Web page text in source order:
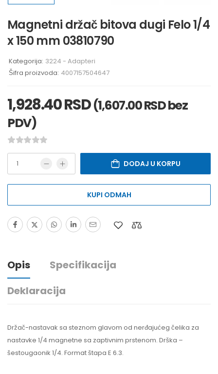
Magnetni držač bitova dugi Felo 1/4
x 150 mm 03810790
Kategorija: 3224 - Adapteri
Šifra proizvoda: 4007157504647
1,928.40RSD (1,607.00RSDbez
PDV)
DODAJ U KORPU
KUPI ODMAH
Opis
Specifikacija
Deklaracija
Držač-nastavak sa steznom glavom od nerđajućeg čelika za
nastavke 1/4 magnetne sa zaptivnim prstenom. Drška –
šestougaonik 1/4. Format štapa E 6.3.